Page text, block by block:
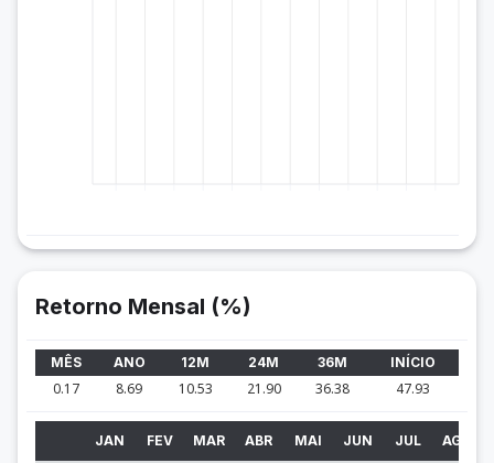
Retorno Mensal (%)
MÊS ANO 12M 24M 36M INÍCIO
0.17 8.69 10.53 21.90 36.38 47.93
JAN FEV MAR ABR MAI JUN JUL AGO